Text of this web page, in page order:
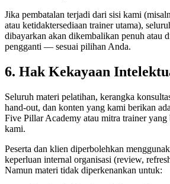
Jika pembatalan terjadi dari sisi kami
atau ketidaktersediaan trainer utama),
dibayarkan akan dikembalikan penuh atau
pengganti — sesuai pilihan Anda.
6. Hak Kekayaan
Seluruh materi pelatihan, kerangka
hand-out, dan konten yang kami berikan
Five Pillar Academy atau mitra trainer yang
kami.
Peserta dan klien diperbolehkan
keperluan internal organisasi (review,
Namun materi tidak diperkenankan untuk: